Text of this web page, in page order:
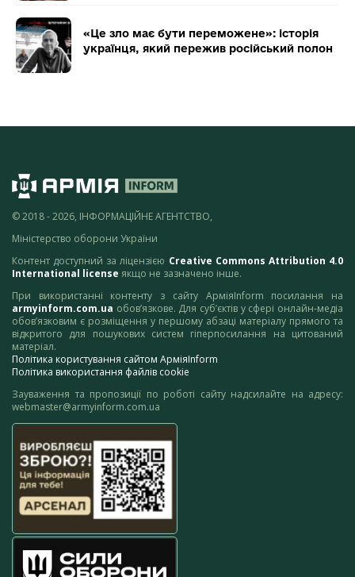
«Це зло має бути переможене»: історія
українця, який пережив російський полон
© 2018 - 2026, ІНФОРМАЦІЙНЕ АГЕНТСТВО,
Міністерство оборони України
Контент доступний за ліцензією Creative Commons Attribution 4.0
International license якщо не зазначено інше.
При використанні контенту з сайту АрміяInform посилання на
armyinform.com.ua обов’язкове. Для суб’єктів у сфері онлайн-медіа
обов’язковим є розміщення у першому абзаці матеріалу прямого та
відкритого для пошукових систем гіперпосилання на цитований
матеріал.
Політика користування сайтом АрміяInform
Політика використання файлів cookie
Зауваження та пропозиції по роботі сайту надсилайте на адресу:
webmaster@armyinform.com.ua